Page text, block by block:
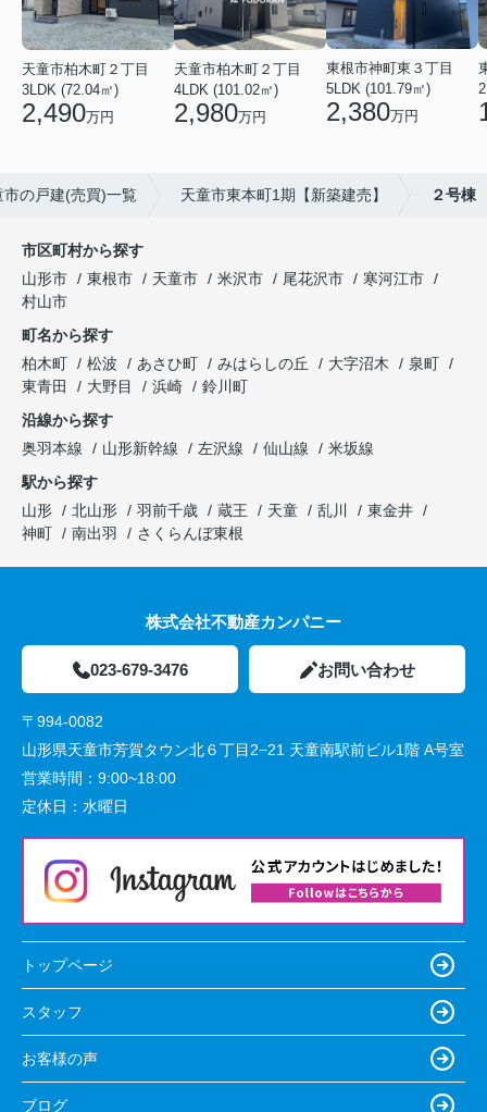
天童市柏木町２丁目
3LDK (72.04㎡)
2,490万円
天童市柏木町２丁目
4LDK (101.02㎡)
2,980万円
東根市神町東３丁目
5LDK (101.79㎡)
2,380万円
市の戸建(売買)一覧 天童市東本町1期【新築建売】 ２号棟
市区町村から探す
山形市
東根市 天童市 米沢市 尾花沢市
寒河江市
村山市
町名から探す
柏木町
松波 あさひ町 みはらしの丘 大字沼木
泉町
東青田
大野目 浜崎
鈴川町
沿線から探す
奥羽本線
山形新幹線 左沢線 仙山線
米坂線
駅から探す
山形
北山形 羽前千歳 蔵王 天童 乱川
東金井
神町
南出羽 さくらんぼ東根
株式会社不動産カンパニー
023-679-3476 お問い合わせ
〒994-0082
山形県天童市芳賀タウン北６丁目2−21 天童南駅前ビル1階 A号室
営業時間： 9:00~18:00
定休日： 水曜日
トップページ
スタッフ
お客様の声
ブログ